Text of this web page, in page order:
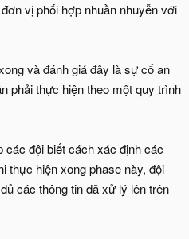
vị phối hợp nhuần nhuyễn với
và đánh giá đây là sự cố an
phải thực hiện theo một quy trình
các đội biết cách xác định các
thực hiện xong phase này, đội
các thông tin đã xử lý lên trên